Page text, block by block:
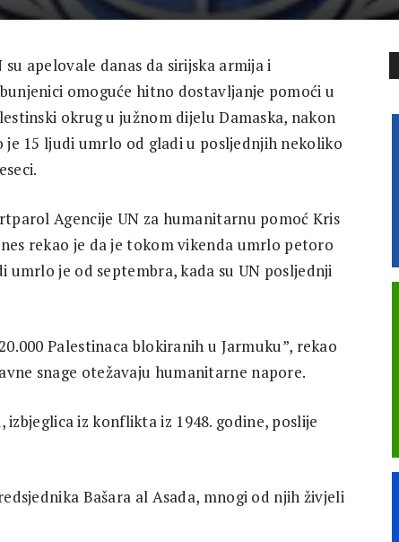
su apelovale danas da sirijska armija i
omoguće hitno dostavljanje pomoći u
okrug u južnom dijelu Damaska, nakon
je 15 ljudi umrlo od gladi u posljednjih nekoliko
Agencije UN za humanitarnu pomoć Kris
rekao je da je tokom vikenda umrlo petoro
umrlo je od septembra, kada su UN posljednji
Palestinaca blokiranih u Jarmuku”, rekao
snage otežavaju humanitarne napore.
iz konflikta iz 1948. godine, poslije
Bašara al Asada, mnogi od njih živjeli